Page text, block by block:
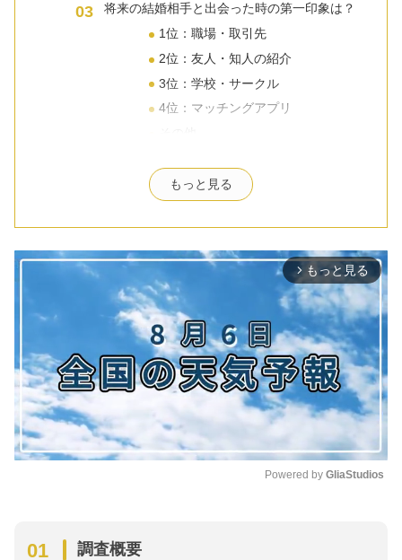
将来の結婚相手と出会った時の第一印象は？
1位：職場・取引先
2位：友人・知人の紹介
3位：学校・サークル
4位：マッチングアプリ
上記のタイミングで付き合おうと思った理由
は？
1位：2〜3ヶ月
2位：1か月以内
3位：3〜6ヶ月
4位：1〜3年
5位：6ヶ月〜1年
調査結果まとめ
もっと見る
arrow_forward_ios もっと見る
Powered by GliaStudios
調査概要